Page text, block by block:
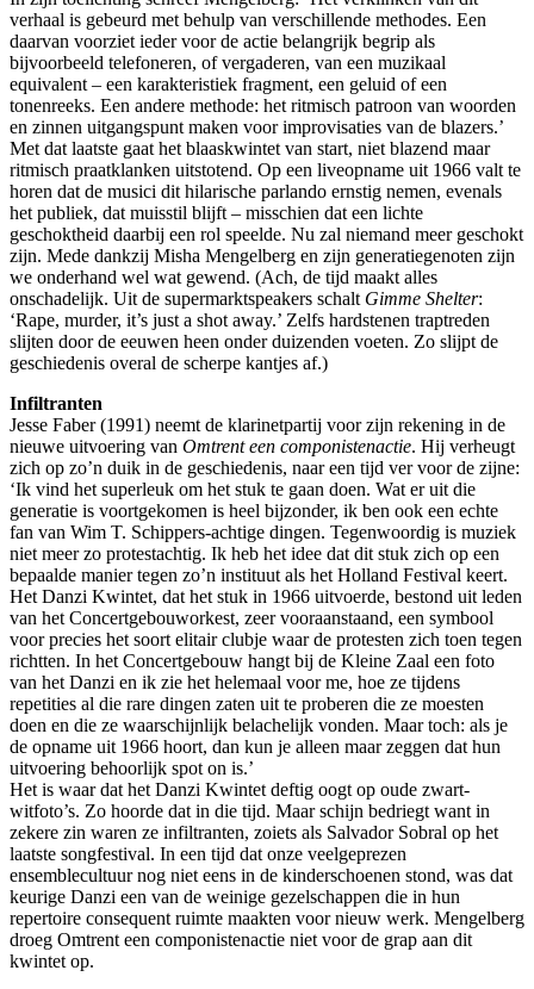
verhaal is gebeurd met behulp van verschillende methodes. Een
daarvan voorziet ieder voor de actie belangrijk begrip als
bijvoorbeeld telefoneren, of vergaderen, van een muzikaal
equivalent – een karakteristiek fragment, een geluid of een
tonenreeks. Een andere methode: het ritmisch patroon van woorden
en zinnen uitgangspunt maken voor improvisaties van de blazers.’
Met dat laatste gaat het blaaskwintet van start, niet blazend maar
ritmisch praatklanken uitstotend. Op een liveopname uit 1966 valt te
horen dat de musici dit hilarische parlando ernstig nemen, evenals
het publiek, dat muisstil blijft – misschien dat een lichte
geschoktheid daarbij een rol speelde. Nu zal niemand meer geschokt
zijn. Mede dankzij Misha Mengelberg en zijn generatiegenoten zijn
we onderhand wel wat gewend. (Ach, de tijd maakt alles
onschadelijk. Uit de supermarktspeakers schalt Gimme Shelter:
‘Rape, murder, it’s just a shot away.’ Zelfs hardstenen traptreden
slijten door de eeuwen heen onder duizenden voeten. Zo slijpt de
geschiedenis overal de scherpe kantjes af.)
Infiltranten
Jesse Faber (1991) neemt de klarinetpartij voor zijn rekening in de
nieuwe uitvoering van Omtrent een componistenactie. Hij verheugt
zich op zo’n duik in de geschiedenis, naar een tijd ver voor de zijne:
‘Ik vind het superleuk om het stuk te gaan doen. Wat er uit die
generatie is voortgekomen is heel bijzonder, ik ben ook een echte
fan van Wim T. Schippers-achtige dingen. Tegenwoordig is muziek
niet meer zo protestachtig. Ik heb het idee dat dit stuk zich op een
bepaalde manier tegen zo’n instituut als het Holland Festival keert.
Het Danzi Kwintet, dat het stuk in 1966 uitvoerde, bestond uit leden
van het Concertgebouworkest, zeer vooraanstaand, een symbool
voor precies het soort elitair clubje waar de protesten zich toen tegen
richtten. In het Concertgebouw hangt bij de Kleine Zaal een foto
van het Danzi en ik zie het helemaal voor me, hoe ze tijdens
repetities al die rare dingen zaten uit te proberen die ze moesten
doen en die ze waarschijnlijk belachelijk vonden. Maar toch: als je
de opname uit 1966 hoort, dan kun je alleen maar zeggen dat hun
uitvoering behoorlijk spot on is.’
Het is waar dat het Danzi Kwintet deftig oogt op oude zwart-
witfoto’s. Zo hoorde dat in die tijd. Maar schijn bedriegt want in
zekere zin waren ze infiltranten, zoiets als Salvador Sobral op het
laatste songfestival. In een tijd dat onze veelgeprezen
ensemblecultuur nog niet eens in de kinderschoenen stond, was dat
keurige Danzi een van de weinige gezelschappen die in hun
repertoire consequent ruimte maakten voor nieuw werk. Mengelberg
droeg Omtrent een componistenactie niet voor de grap aan dit
kwintet op.